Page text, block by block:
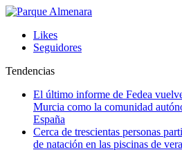
Likes
Seguidores
Tendencias
El último informe de Fedea
Murcia como la comunidad
España
Cerca de trescientas personas
de natación en las piscinas de